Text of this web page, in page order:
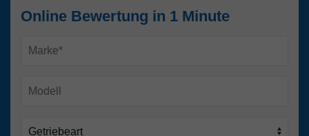
Online Bewertung in 1 Minute